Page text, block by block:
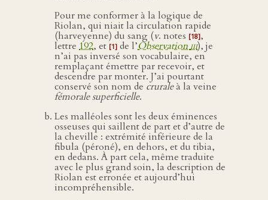
Pour me conformer à la logique de
Riolan, qui niait la circulation rapide
(harveyenne) du sang (v. notes [18],
lettre 192, et [1] de l’Observationiii), je
n’ai pas inversé son vocabulaire, en
remplaçant émettre par recevoir, et
descendre par monter. J’ai pourtant
conservé son nom de cruraleà la veine
fémorale superficielle.
Les malléoles sont les deux éminences
osseuses qui saillent de part et d’autre de
la cheville : extrémité inférieure de la
fibula (péroné), en dehors, et du tibia,
en dedans. À part cela, même traduite
avec le plus grand soin, la description de
Riolan est erronée et aujourd’hui
incompréhensible.